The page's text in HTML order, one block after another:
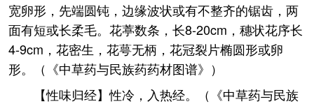
宽卵形，先端圆钝，边缘波状或有不整齐的锯齿，两
面有短或长柔毛。花葶数条，长8-20cm，穗状花序长
4-9cm，花密生，花萼无柄，花冠裂片椭圆形或卵
形。（《中草药与民族药药材图谱》）
【性味归经】性冷，入热经。（《中草药与民族